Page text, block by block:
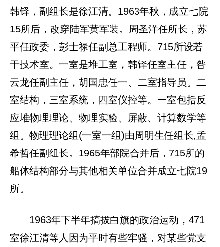
韩铎，副组长是徐江清。1963年秋，成立七院
15所后，改穿陆军黄军装。周圣洋任所长，苏
平任政委，彭士禄任副总工程师。715所设若
干技术室。一室是堆工室，韩铎任室主任，昝
云龙任副主任，胡国忠任一、二室指导员。二
室结构，三室系统，四室仪控等。一室包括反
应堆物理理论、物理实验、屏蔽、计算数学等
组。物理理论组(一室一组)由周明生任组长,孟
希哲任副组长。1965年部院合并后，715所的
船体结构部分与其他相关单位合并成立七院19
所。
1963年下半年搞拔白旗的政治运动，471
室徐江清等人因为平时有些牢骚，对某些党支